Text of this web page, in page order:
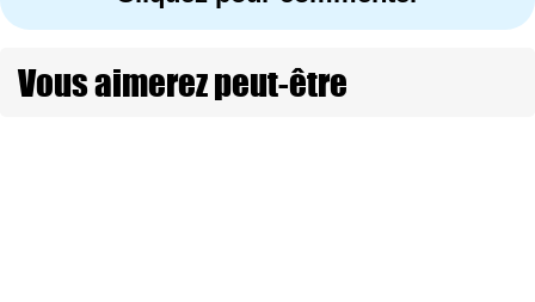
Vous aimerez peut-être